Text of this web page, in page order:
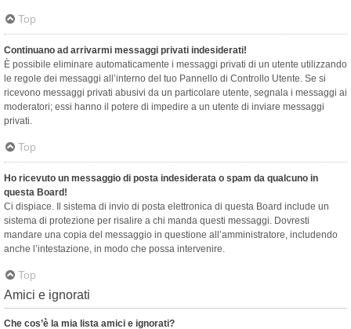
Top
Continuano ad arrivarmi messaggi privati indesiderati!
È possibile eliminare automaticamente i messaggi privati ​​di un utente utilizzando
le regole dei messaggi all’interno del tuo Pannello di Controllo Utente. Se si
ricevono messaggi privati ​​abusivi da un particolare utente, segnala i messaggi ai
moderatori; essi hanno il potere di impedire a un utente di inviare messaggi
privati​​.
Top
Ho ricevuto un messaggio di posta indesiderata o spam da qualcuno in
questa Board!
Ci dispiace. Il sistema di invio di posta elettronica di questa Board include un
sistema di protezione per risalire a chi manda questi messaggi. Dovresti
mandare una copia del messaggio in questione all’amministratore, includendo
anche l’intestazione, in modo che possa intervenire.
Top
Amici e ignorati
Che cos’è la mia lista amici e ignorati?